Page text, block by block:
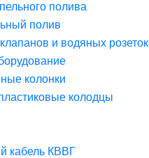
полива
полив
и водяных розеток
колонки
колодцы
кабель КВВГ